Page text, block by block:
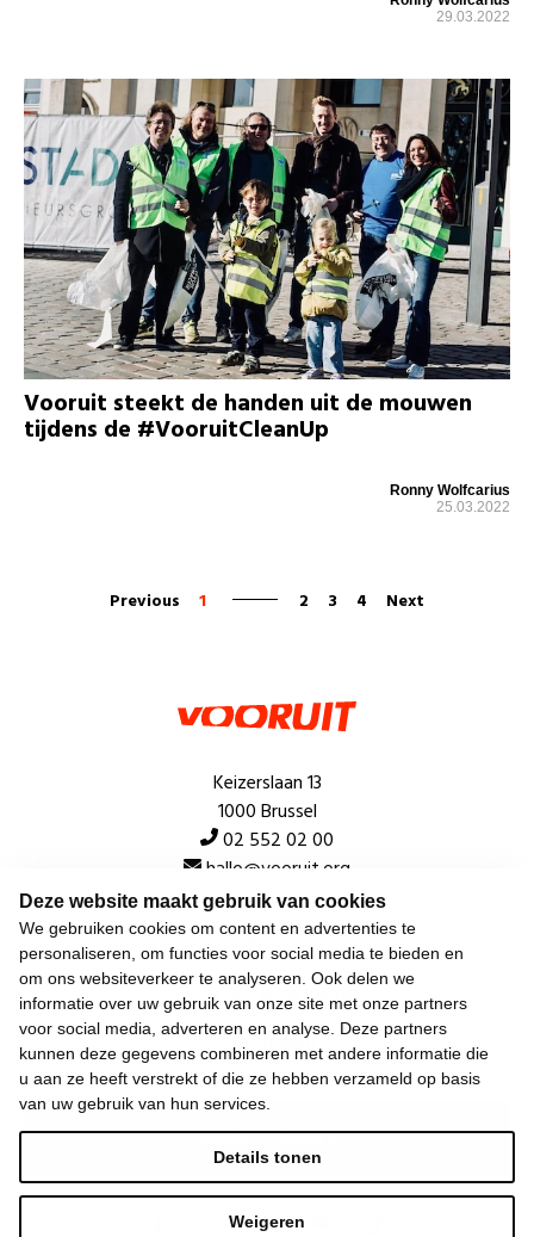
Deze website maakt gebruik van cookies
We gebruiken cookies om content en advertenties te
personaliseren, om functies voor social media te bieden en
om ons websiteverkeer te analyseren. Ook delen we
informatie over uw gebruik van onze site met onze partners
voor social media, adverteren en analyse. Deze partners
kunnen deze gegevens combineren met andere informatie die
u aan ze heeft verstrekt of die ze hebben verzameld op basis
van uw gebruik van hun services.
Weigeren
Details tonen
29.03.2022
Vooruit steekt de handen uit de mouwen
tijdens de #VooruitCleanUp
Ronny Wolfcarius
25.03.2022
Previous 1 2 3 4 Next
Keizerslaan 13
1000 Brussel
02 552 02 00
hallo@vooruit.org
Snel
Over de beweging
Algemeen
Laatste nieuws